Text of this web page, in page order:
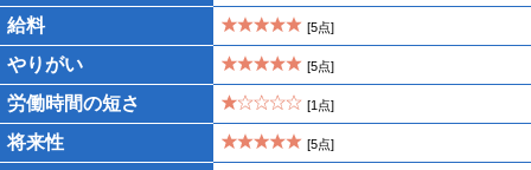
給料
[5点]
やりがい [5点]
労働時間の短さ [1点]
将来性 [5点]